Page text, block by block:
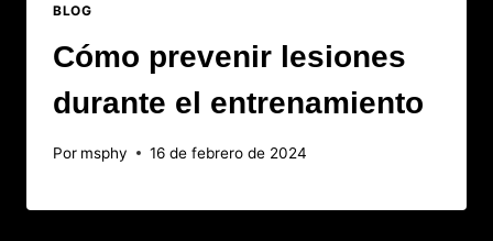
BLOG
Cómo prevenir lesiones
durante el entrenamiento
Por msphy 16 de febrero de 2024